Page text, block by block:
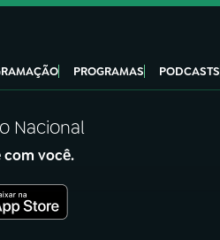
PROGRAMAS PODCASTS
Nacional
com você.